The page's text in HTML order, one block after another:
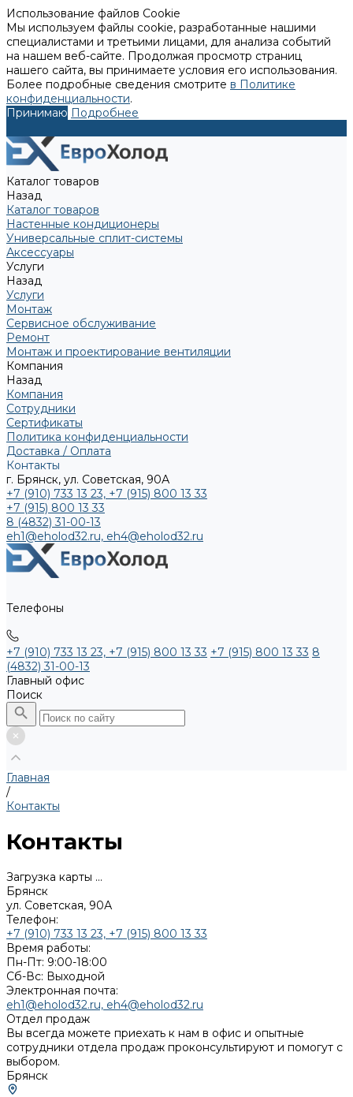
Использование файлов Cookie
Мы используем файлы cookie, разработанные нашими
специалистами и третьими лицами, для анализа событий
на нашем веб-сайте. Продолжая просмотр страниц
нашего сайта, вы принимаете условия его использования.
Более подробные сведения смотрите в Политике
конфиденциальности.
Принимаю Подробнее
Каталог товаров
Назад
Каталог товаров
Настенные кондиционеры
Универсальные сплит-системы
Аксессуары
Услуги
Назад
Услуги
Монтаж
Сервисное обслуживание
Ремонт
Монтаж и проектирование вентиляции
Компания
Назад
Компания
Сотрудники
Сертификаты
Политика конфиденциальности
Доставка / Оплата
Контакты
г. Брянск, ул. Советская, 90А
+7 (910) 733 13 23, +7 (915) 800 13 33
+7 (915) 800 13 33
8 (4832) 31-00-13
eh1@eholod32.ru, eh4@eholod32.ru
Телефоны
+7 (910) 733 13 23, +7 (915) 800 13 33 +7 (915) 800 13 33 8
(4832) 31-00-13
Главный офис
Поиск
Главная
/
Контакты
Контакты
Загрузка карты ...
Брянск
ул. Советская, 90А
Телефон:
+7 (910) 733 13 23, +7 (915) 800 13 33
Время работы:
Пн-Пт: 9:00-18:00
Cб-Вс: Выходной
Электронная почта:
eh1@eholod32.ru, eh4@eholod32.ru
Отдел продаж
Вы всегда можете приехать к нам в офис и опытные
сотрудники отдела продаж проконсультируют и помогут с
выбором.
Брянск